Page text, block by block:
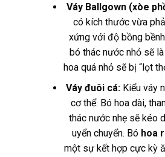
Váy Ballgown (xòe
có kích thước vừa
xứng với độ bồng
bó thác nước nhỏ sẽ
hoa quá nhỏ sẽ bị “lọt
Váy đuôi cá: Kiểu váy
cơ thể. Bó hoa dài,
thác nước nhẹ sẽ kéo
uyển chuyển. Bó hoa
một sự kết hợp cực kỳ